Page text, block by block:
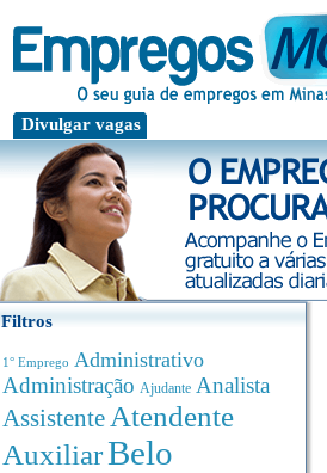
Divulgar vagas
Filtros
1° Emprego Administrativo
Administração Ajudante Analista
Assistente Atendente
AuxiliarBelo